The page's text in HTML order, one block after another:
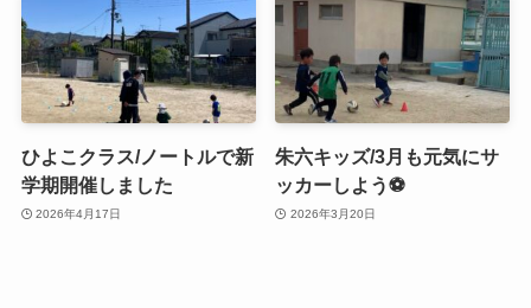
ひよこクラス/ノートルで新
学期開催しました
2026年4月17日
朱六キッズ/3月も元気にサ
ッカーしよう⚽️
2026年3月20日